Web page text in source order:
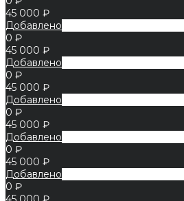
45 000 ₽
Добавлено
0 ₽
45 000 ₽
Добавлено
0 ₽
45 000 ₽
Добавлено
0 ₽
45 000 ₽
Добавлено
0 ₽
45 000 ₽
Добавлено
0 ₽